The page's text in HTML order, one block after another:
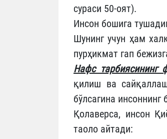
сураси 50-оят).
Инсон бошига
Шунинг учун ҳам
пурҳикмат гап
Нафс тарбиясининг
қилиш ва
бўлсагина
Қолаверса, инсон
таоло айтади: